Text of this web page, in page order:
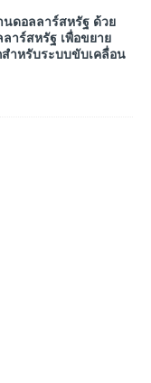
ดอลลาร์สหรัฐ ด้วย
าร์สหรัฐ เพื่อขยาย
ำหรับระบบขับเคลื่อน